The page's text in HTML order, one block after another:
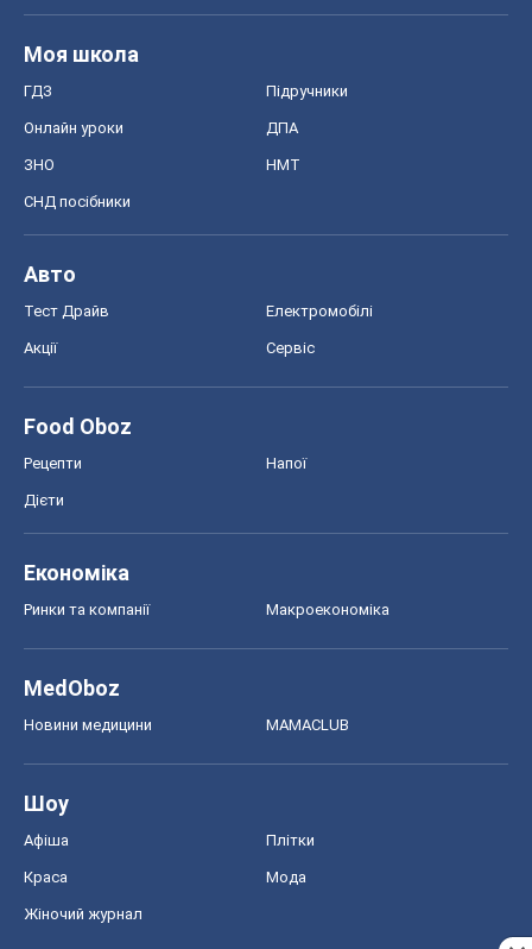
Моя школа
ГДЗ Підручники
Онлайн уроки ДПА
ЗНО НМТ
СНД посібники
Авто
Тест Драйв Електромобілі
Акції Сервіс
Food Oboz
Рецепти Напої
Дієти
Економіка
Ринки та компанії Макроекономіка
MedOboz
Новини медицини MAMACLUB
Шоу
Афіша Плітки
Краса Мода
Жіночий журнал